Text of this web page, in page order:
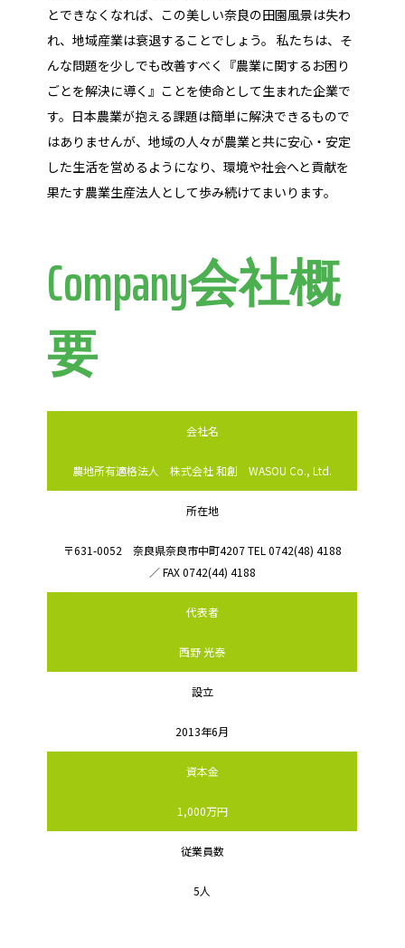
とできなくなれば、この美しい奈良の田園風景は失わ
れ、地域産業は衰退することでしょう。 私たちは、そ
んな問題を少しでも改善すべく『農業に関するお困り
ごとを解決に導く』ことを使命として生まれた企業で
す。日本農業が抱える課題は簡単に解決できるもので
はありませんが、地域の人々が農業と共に安心・安定
した生活を営めるようになり、環境や社会へと貢献を
果たす農業生産法人として歩み続けてまいります。
Company会社概
要
会社名
農地所有適格法人 株式会社 和創 WASOU Co., Ltd.
所在地
〒631-0052 奈良県奈良市中町4207 TEL 0742(48) 4188
／ FAX 0742(44) 4188
代表者
西野 光泰
設立
2013年6月
資本金
1,000万円
従業員数
5人